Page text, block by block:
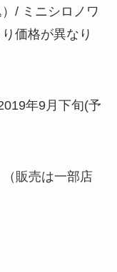
/ ミニシロノワ
価格が異なり
年9月下旬(予
販売は一部店